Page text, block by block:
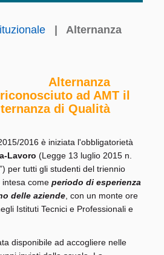
Alternanza
Alternanza
ad AMT il
di Qualità
2016 è iniziata l'obbligatorietà
Lavoro (Legge 13 luglio 2015 n.
per tutti gli studenti del triennio
intesa come periodo di esperienza
delle aziende, con un monte ore
Istituti Tecnici e Professionali e
disponibile ad accogliere nelle